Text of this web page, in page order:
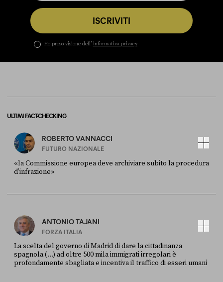
ISCRIVITI
Ho preso visione dell’ informativa privacy
ULTIMI FACT-CHECKING
ROBERTO VANNACCI
FUTURO NAZIONALE
«la Commissione europea deve archiviare subito la procedura
d’infrazione»
ANTONIO TAJANI
FORZA ITALIA
La scelta del governo di Madrid di dare la cittadinanza
spagnola (...) ad oltre 500 mila immigrati irregolari è
profondamente sbagliata e incentiva il traffico di esseri umani